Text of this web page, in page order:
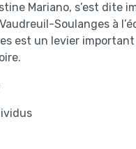
Mariano, s’est dite
Soulanges à
est un levier